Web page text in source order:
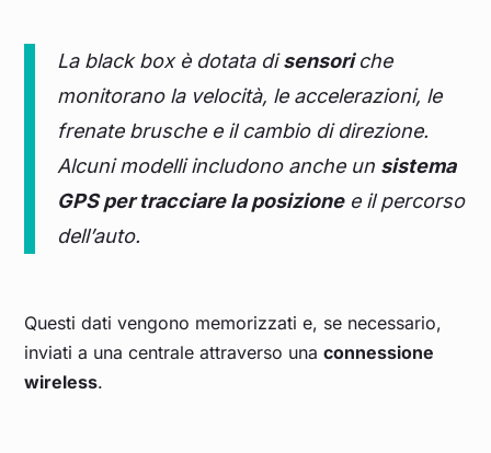
La black box è dotata disensoriche
monitorano la velocità, le accelerazioni, le
frenate brusche e il cambio di direzione.
Alcuni modelli includono anche un sistema
GPS per tracciare la posizionee il percorso
dell’auto.
Questi dati vengono memorizzati e, se necessario,
inviati a una centrale attraverso unaconnessione
wireless.